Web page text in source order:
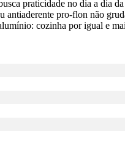
praticidade no dia a dia
antiaderente pro-flon não
cozinha por igual e